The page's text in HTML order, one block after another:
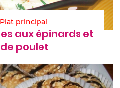
Plat principal
aux épinards et
poulet